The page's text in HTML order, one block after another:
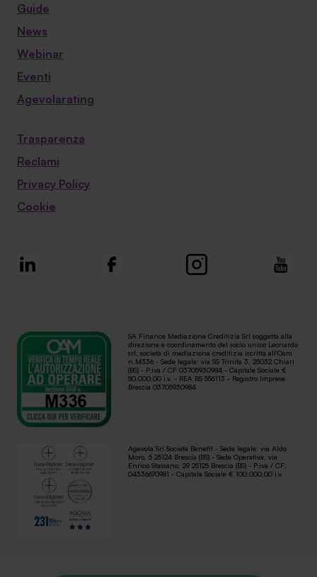
Guide
News
Webinar
Eventi
Agevolarating
Trasparenza
Reclami
Privacy Policy
Cookie
SA Finance Mediazione Creditizia Srl soggetta alla
direzione e coordinamento del socio unico Leonardo
srl, società di mediazione creditizia iscritta all'Oam
n.M336 - Sede legale: via SS Trinità 3, 25032 Chiari
(BS) - P.iva / CF 03705930984 - Capitale Sociale €
50.000,00 i.v. - REA BS 556113 - Registro Imprese
Brescia 03705930984
Agevola Srl Società Benefit - Sede legale: via Aldo
Moro, 5 25124 Brescia (BS) - Sede Operativa: via
Enrico Stassano, 29 25125 Brescia (BS) - P.iva / CF:
04336670981 - Capitale Sociale € 100.000,00 i.v.